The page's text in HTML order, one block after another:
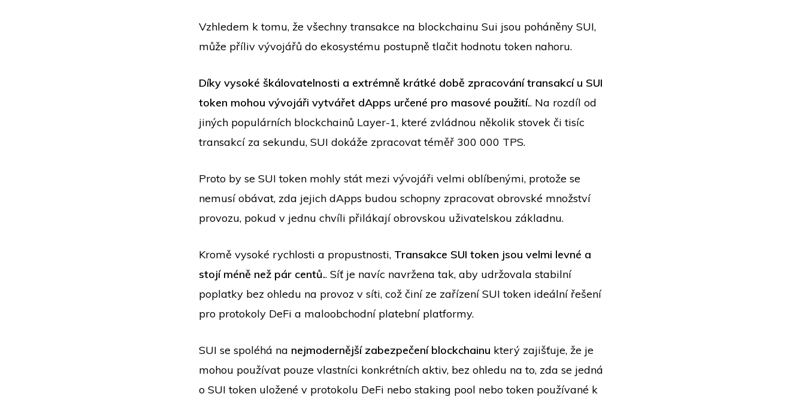
Vzhledem k tomu, že všechny transakce na blockchainu Sui jsou poháněny SUI,
může příliv vývojářů do ekosystému postupně tlačit hodnotu token nahoru.
Díky vysoké škálovatelnosti a extrémně krátké době zpracování transakcí u SUI
token mohou vývojáři vytvářet dApps určené pro masové použití.. Na rozdíl od
jiných populárních blockchainů Layer-1, které zvládnou několik stovek či tisíc
transakcí za sekundu, SUI dokáže zpracovat téměř 300 000 TPS.
Proto by se SUI token mohly stát mezi vývojáři velmi oblíbenými, protože se
nemusí obávat, zda jejich dApps budou schopny zpracovat obrovské množství
provozu, pokud v jednu chvíli přilákají obrovskou uživatelskou základnu.
Kromě vysoké rychlosti a propustnosti, Transakce SUI token jsou velmi levné a
stojí méně než pár centů.. Síť je navíc navržena tak, aby udržovala stabilní
poplatky bez ohledu na provoz v síti, což činí ze zařízení SUI token ideální řešení
pro protokoly DeFi a maloobchodní platební platformy.
SUI se spoléhá na nejmodernější zabezpečení blockchainu který zajišťuje, že je
mohou používat pouze vlastníci konkrétních aktiv, bez ohledu na to, zda se jedná
o SUI token uložené v protokolu DeFi nebo staking pool nebo token používané k